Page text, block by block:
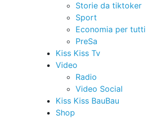
Storie da tiktoker
Sport
Economia per tutti
PreSa
Kiss Kiss Tv
Video
Radio
Video Social
Kiss Kiss BauBau
Shop